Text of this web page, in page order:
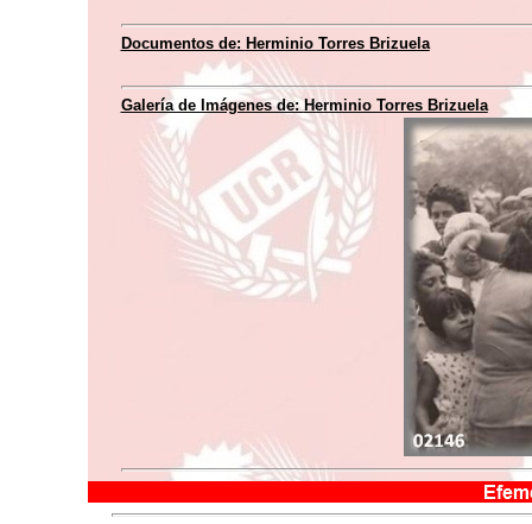
Documentos de: Herminio Torres Brizuela
Galería de Imágenes de:Herminio Torres Brizuela